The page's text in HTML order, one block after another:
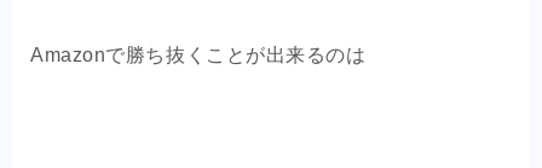
Amazonで勝ち抜くことが出来るのは